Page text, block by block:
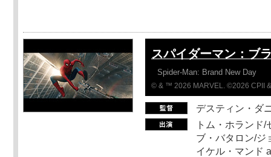
スパイダーマン：ブ
Spider-Man: Brand New Day
© & ™ 2026 MARVEL. ©2026 CPII
デスティン・ダ
トム・ホランド
ブ・バタロン/ジ
イケル・マンド